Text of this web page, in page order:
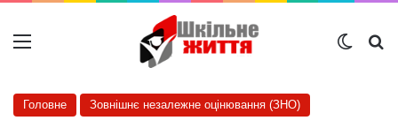
Меню
Головне Зовнішнє незалежне оцінювання (ЗНО)